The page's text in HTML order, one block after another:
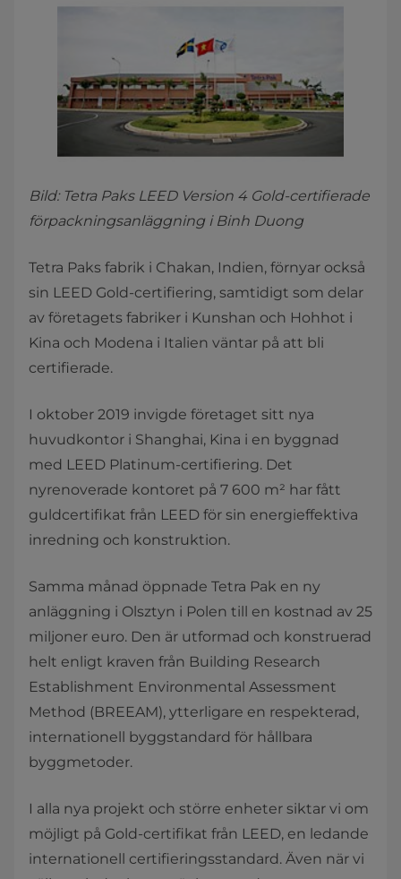
Bild: Tetra Paks LEED Version 4 Gold-certifierade
förpackningsanläggning i Binh Duong
Tetra Paks fabrik i Chakan, Indien, förnyar också
sin LEED Gold-certifiering, samtidigt som delar
av företagets fabriker i Kunshan och Hohhot i
Kina och Modena i Italien väntar på att bli
certifierade.
I oktober 2019 invigde företaget sitt nya
huvudkontor i Shanghai, Kina i en byggnad
med LEED Platinum-certifiering. Det
nyrenoverade kontoret på 7 600 m² har fått
guldcertifikat från LEED för sin energieffektiva
inredning och konstruktion.
Samma månad öppnade Tetra Pak en ny
anläggning i Olsztyn i Polen till en kostnad av 25
miljoner euro. Den är utformad och konstruerad
helt enligt kraven från Building Research
Establishment Environmental Assessment
Method (BREEAM), ytterligare en respekterad,
internationell byggstandard för hållbara
byggmetoder.
I alla nya projekt och större enheter siktar vi om
möjligt på Gold-certifikat från LEED, en ledande
internationell certifieringsstandard. Även när vi